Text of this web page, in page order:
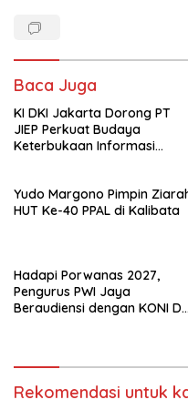
Baca Juga
KI DKI Jakarta Dorong PT
JIEP Perkuat Budaya
Keterbukaan Informasi
Yudo Margono Pimpin
HUT Ke-40 PPAL di Kalibata
Hadapi Porwanas 2027,
Pengurus PWI Jaya
Beraudiensi dengan KONI DKI
Rekomendasi untuk